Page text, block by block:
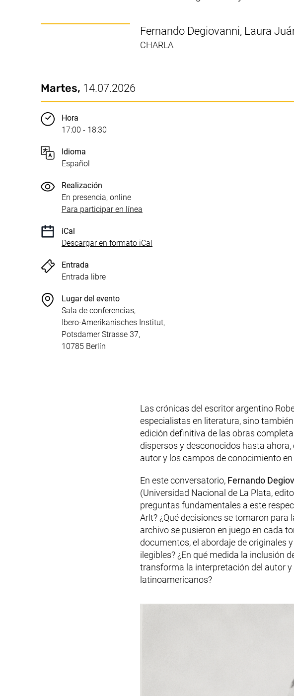
Fernando Degiovanni, Laura
CHARLA
Puntos clave
Fecha / Duración:
Martes, 14.07.2026
Hora
17:00 - 18:30
Idioma
Español
Realización
En presencia, online
Para participar en línea
iCal
Descargar en formato iCal
Entrada
Entrada libre
Lugar del evento
Sala de conferencias,
Ibero-Amerikanisches Institut,
Potsdamer Strasse 37,
10785 Berlín
Las crónicas del escritor argentino
especialistas en literatura, sino
edición definitiva de las obras
dispersos y desconocidos hasta
autor y los campos de conocimiento
En este conversatorio, Fernando
(Universidad Nacional de La Plata,
preguntas fundamentales a este
Arlt? ¿Qué decisiones se tomaron para
archivo se pusieron en juego en cada
documentos, el abordaje de originales
ilegibles? ¿En qué medida la inclusión
transforma la interpretación del autor
latinoamericanos?